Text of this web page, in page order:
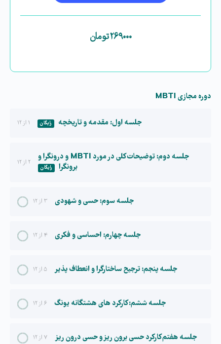
۲۶۹۰۰۰تومان
دوره مجازی MBTI
۱ از ۱۲ جلسه اول: مقدمه و تاریخچه رایگان
۲ از ۱۲
جلسه دوم: توضیحات کلی در مورد MBTI و درونگرا و
برونگرا
رایگان
۳ از ۱۲ جلسه سوم: حسی و شهودی
۴ از ۱۲ جلسه چهارم: احساسی و فکری
۵ از ۱۲ جلسه پنجم: ترجیح ساختارگرا و انعطاف پذیر
۶ از ۱۲ جلسه ششم: کارکرد های هشتگانه یونگ
۷ از ۱۲ جلسه هفتم کارکرد حسی برون ریز و حسی درون ریز